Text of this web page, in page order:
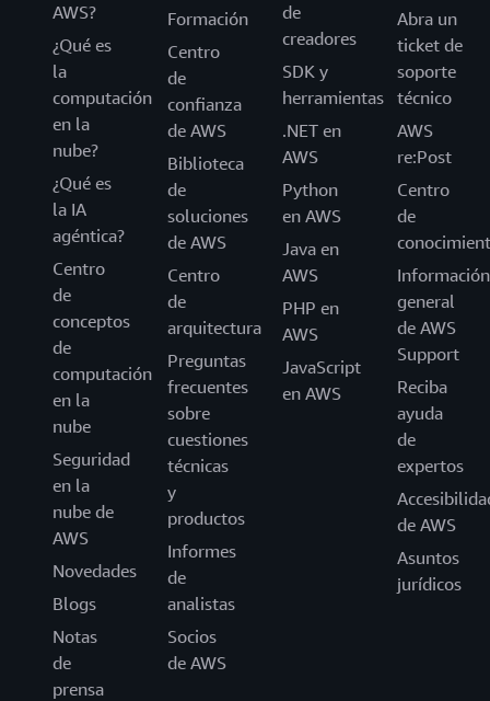
AWS?
¿Qué es
la
computación
en la
nube?
¿Qué es
la IA
agéntica?
Centro
de
conceptos
de
computación
en la
nube
Seguridad
en la
nube de
AWS
Novedades
Blogs
Notas
de
prensa
Formación
Centro
de
confianza
de AWS
Biblioteca
de
soluciones
de AWS
Centro
de
arquitectura
Preguntas
frecuentes
sobre
cuestiones
técnicas
y
productos
Informes
de
analistas
Socios
de AWS
de
creadores
SDK y
herramientas
.NET en
AWS
Python
en AWS
Java en
AWS
PHP en
AWS
JavaScript
en AWS
Abra un
ticket de
soporte
técnico
AWS
re:Post
Centro
de
Información
general
de AWS
Support
Reciba
ayuda
de
expertos
de AWS
Asuntos
jurídicos